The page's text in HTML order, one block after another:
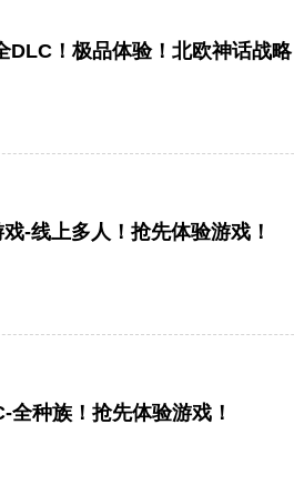
DLC！极品体验！北欧神话战略
-线上多人！抢先体验游戏！
种族！抢先体验游戏！